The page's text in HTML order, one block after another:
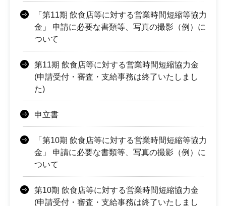
「第11期 飲食店等に対する営業時間短縮等協力
金」 申請に必要な書類等、写真の撮影（例）に
ついて
第11期 飲食店等に対する営業時間短縮協力金
(申請受付・審査・支給事務は終了いたしまし
た)
申立書
「第10期 飲食店等に対する営業時間短縮等協力
金」 申請に必要な書類等、写真の撮影（例）に
ついて
第10期 飲食店等に対する営業時間短縮協力金
(申請受付・審査・支給事務は終了いたしまし